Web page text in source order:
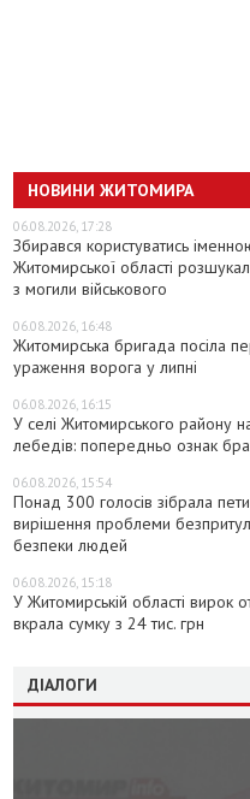
НОВИНИ ЖИТОМИРА
06.08.2026, 17:28
Збирався користуватись
Житомирської області
з могили військового
06.08.2026, 16:48
Житомирська бригада посіла
ураження ворога у липні
06.08.2026, 16:15
У селі Житомирського району
лебедів: попередньо ознак
06.08.2026, 15:54
Понад 300 голосів зібрала
вирішення проблеми
безпеки людей
06.08.2026, 15:18
У Житомирській області вирок
вкрала сумку з 24 тис. грн
ДІАЛОГИ